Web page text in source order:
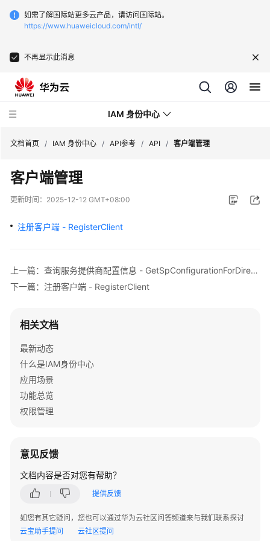
如需了解国际站更多云产品，请访问国际站。
https://www.huaweicloud.com/intl/
不再显示此消息
IAM 身份中心
最
新
态
介
绍
速
入
用
户
指
API
考
用
前
文档首页 / IAM 身份中心 / API参考 / API / 客户端管理
客户端管理
更新时间： 2025-12-12 GMT+08:00
注册客户端 - RegisterClient
上一篇：查询服务提供商配置信息 - GetSpConfigurationForDirectory
下一篇：注册客户端 - RegisterClient
相关文档
最新动态
什么是IAM身份中心
应用场景
功能总览
权限管理
意见反馈
文档内容是否对您有帮助？
提供反馈
如您有其它疑问，您也可以通过华为云社区问答频道来与我们联系探讨
云宝助手提问
云社区提问